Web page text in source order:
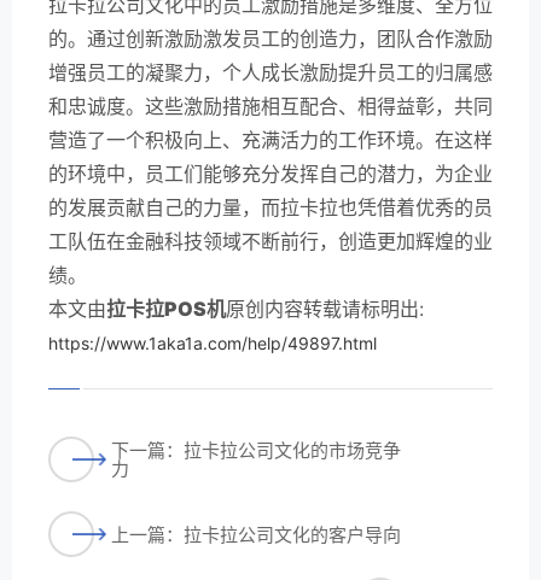
的。通过创新激励激发员工的创造力，团队合作激励
增强员工的凝聚力，个人成长激励提升员工的归属感
和忠诚度。这些激励措施相互配合、相得益彰，共同
营造了一个积极向上、充满活力的工作环境。在这样
的环境中，员工们能够充分发挥自己的潜力，为企业
的发展贡献自己的力量，而拉卡拉也凭借着优秀的员
工队伍在金融科技领域不断前行，创造更加辉煌的业
绩。
本文由拉卡拉POS机原创内容转载请标明出:
https://www.1aka1a.com/help/49897.html
下一篇：拉卡拉公司文化的市场竞争
力
上一篇：拉卡拉公司文化的客户导向